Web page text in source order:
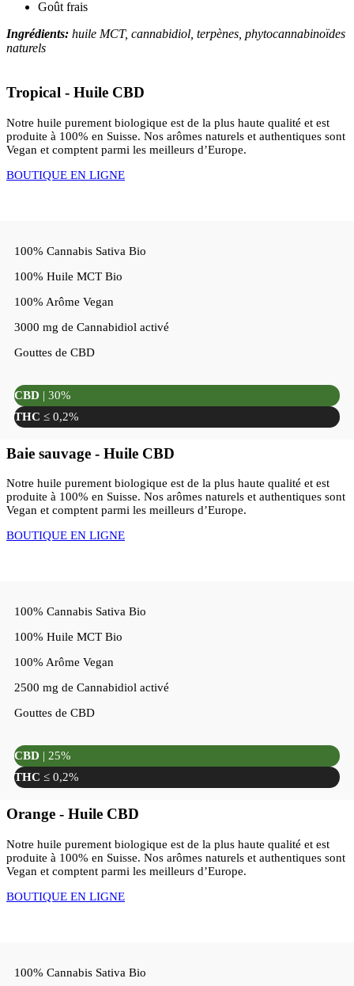
Goût frais
Ingrédients: huile MCT, cannabidiol, terpènes, phytocannabinoïdes
naturels
Tropical - Huile CBD
Notre huile purement biologique est de la plus haute qualité et est
produite à 100% en Suisse. Nos arômes naturels et authentiques sont
Vegan et comptent parmi les meilleurs d’Europe.
BOUTIQUE EN LIGNE
100% Cannabis Sativa Bio
100% Huile MCT Bio
100% Arôme Vegan
3000 mg de Cannabidiol activé
Gouttes de CBD
CBD | 30%
THC ≤ 0,2%
Baie sauvage - Huile CBD
Notre huile purement biologique est de la plus haute qualité et est
produite à 100% en Suisse. Nos arômes naturels et authentiques sont
Vegan et comptent parmi les meilleurs d’Europe.
BOUTIQUE EN LIGNE
100% Cannabis Sativa Bio
100% Huile MCT Bio
100% Arôme Vegan
2500 mg de Cannabidiol activé
Gouttes de CBD
CBD | 25%
THC ≤ 0,2%
Orange - Huile CBD
Notre huile purement biologique est de la plus haute qualité et est
produite à 100% en Suisse. Nos arômes naturels et authentiques sont
Vegan et comptent parmi les meilleurs d’Europe.
BOUTIQUE EN LIGNE
100% Cannabis Sativa Bio